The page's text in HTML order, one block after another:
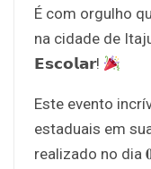
É com orgulho
na cidade de
𝗘𝘀𝗰𝗼𝗹𝗮𝗿!
Este evento
estaduais em
realizado no dia